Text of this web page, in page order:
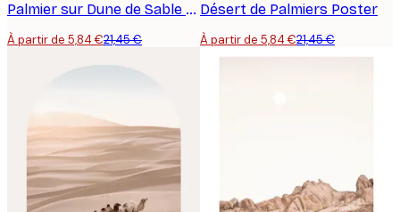
Palmier sur Dune de Sable Poster
À partir de 5,84 €21,45 €
Désert de Palmiers Poster
À partir de 5,84 €21,45 €